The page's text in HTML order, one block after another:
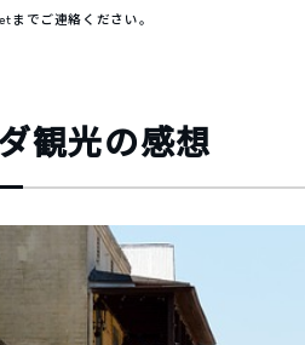
までご連絡ください。
観光の感想